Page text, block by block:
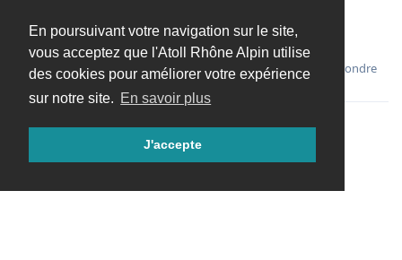
En poursuivant votre navigation sur le site,
vous acceptez que l'Atoll Rhône Alpin utilise
des cookies pour améliorer votre expérience
sur notre site. En savoir plus
J'accepte
Amicalement et joyeuses fêtes de fin d'années,
Répondre